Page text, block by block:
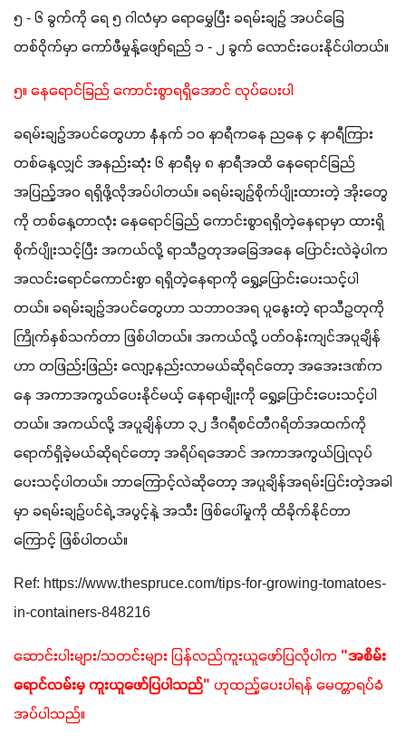
၅ - ၆ ခွက်ကို ရေ ၅ ဂါလံမှာ ရောမွှေပြီး ခရမ်းချဉ် အပင်ခြေ
တစ်ဝိုက်မှာ ကော်ဖီမှုန့်ဖျော်ရည် ၁ - ၂ ခွက် လောင်းပေးနိုင်ပါတယ်။
၅။ နေရောင်ခြည် ကောင်းစွာရရှိအောင် လုပ်ပေးပါ
ခရမ်းချဉ်အပင်တွေဟာ နံနက် ၁၀ နာရီကနေ ညနေ ၄ နာရီကြား
တစ်နေ့လျှင် အနည်းဆုံး ၆ နာရီမှ ၈ နာရီအထိ နေရောင်ခြည်
အပြည့်အဝ ရရှိဖို့လိုအပ်ပါတယ်။ ခရမ်းချဥ်စိုက်ပျိုးထားတဲ့ အိုးတွေ
ကို တစ်နေ့တာလုံး နေရောင်ခြည် ကောင်းစွာရရှိတဲ့နေရာမှာ ထားရှိ
စိုက်ပျိုးသင့်ပြီး အကယ်လို့ ရာသီဥတုအခြေအနေ ပြောင်းလဲခဲ့ပါက
အလင်းရောင်ကောင်းစွာ ရရှိတဲ့နေရာကို ရွှေ့ပြောင်းပေးသင့်ပါ
တယ်။ ခရမ်းချဥ်အပင်တွေဟာ သဘာဝအရ ပူနွေးတဲ့ ရာသီဥတုကို
ကြိုက်နှစ်သက်တာ ဖြစ်ပါတယ်။ အကယ်လို့ ပတ်ဝန်းကျင်အပူချိန်
ဟာ တဖြည်းဖြည်း လျော့နည်းလာမယ်ဆိုရင်တော့ အအေးဒဏ်က
နေ အကာအကွယ်ပေးနိုင်မယ့် နေရာမျိုးကို ရွှေ့ပြောင်းပေးသင့်ပါ
တယ်။ အကယ်လို့ အပူချိန်ဟာ ၃၂ ဒီဂရီစင်တီဂရိတ်အထက်ကို
ရောက်ရှိခဲ့မယ်ဆိုရင်တော့ အရိပ်ရအောင် အကာအကွယ်ပြုလုပ်
ပေးသင့်ပါတယ်။ ဘာကြောင့်လဲဆိုတော့ အပူချိန်အရမ်းပြင်းတဲ့အခါ
မှာ ခရမ်းချဥ်ပင်ရဲ့ အပွင့်နဲ့ အသီး ဖြစ်ပေါ်မှုကို ထိခိုက်နိုင်တာ
ကြောင့် ဖြစ်ပါတယ်။
Ref: https://www.thespruce.com/tips-for-growing-tomatoes-
in-containers-848216
ဆောင်းပါးများ/သတင်းများ ပြန်လည်ကူးယူဖော်ပြလိုပါက "အစိမ်း
ရောင်လမ်းမှ ကူးယူဖော်ပြပါသည်" ဟုထည့်ပေးပါရန် မေတ္တာရပ်ခံ
အပ်ပါသည်။